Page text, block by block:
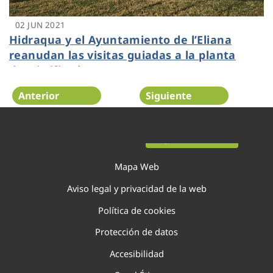
02 JUN 2021
Hidraqua y el Ayuntamiento de l’Eliana
reanudan las visitas guiadas a la planta
desnitrificadora
Anterior Siguiente
Mapa Web
Aviso legal y privacidad de la web
Política de cookies
Protección de datos
Accesibilidad